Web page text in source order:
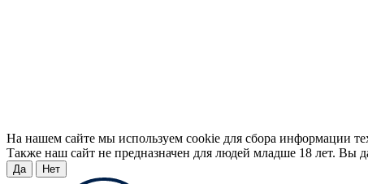
На нашем сайте мы используем cookie для сбора информации
Также наш сайт не предназначен для людей младше 18 лет. Вы
Да Нет